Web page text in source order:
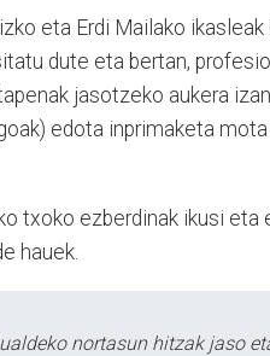
eta Erdi Mailako
dute eta bertan,
jasotzeko aukera
edota inprimaketa
txoko ezberdinak ikusi
hauek.
nortasun hitzak jaso